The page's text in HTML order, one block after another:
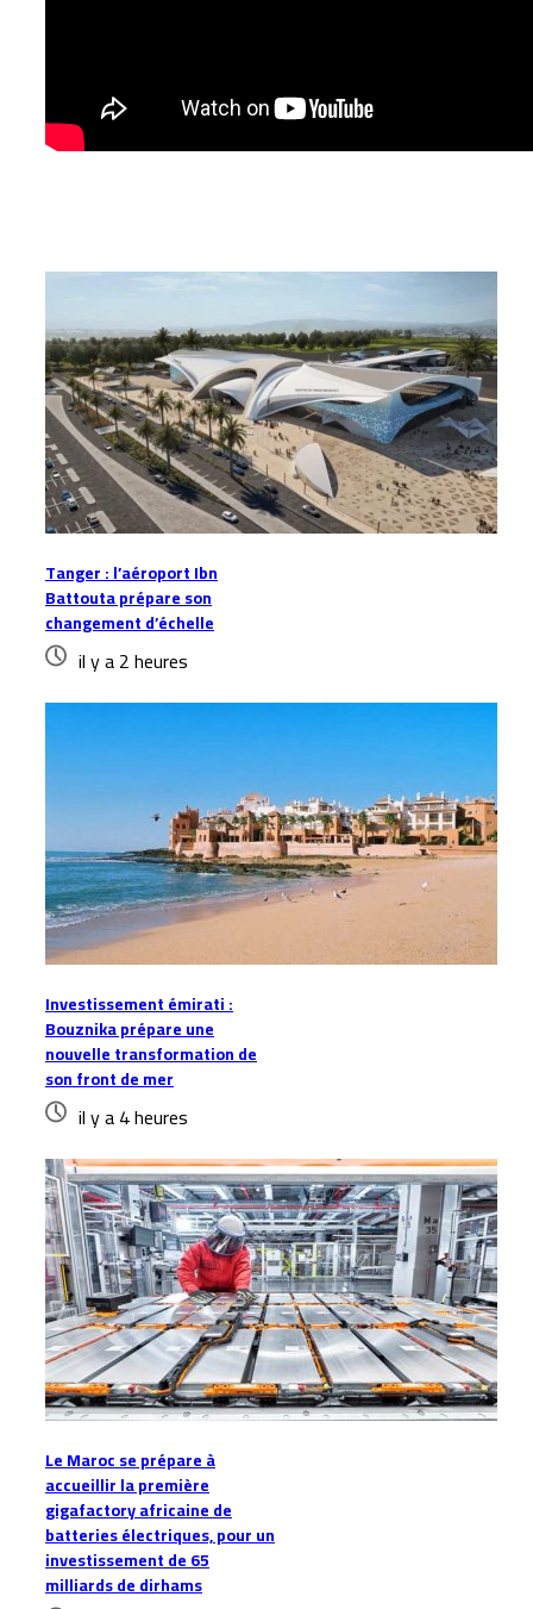
Tanger : l’aéroport Ibn
Battouta prépare son
changement d’échelle
il y a 2 heures
Investissement émirati :
Bouznika prépare une
nouvelle transformation de
son front de mer
il y a 4 heures
Le Maroc se prépare à
accueillir la première
gigafactory africaine de
batteries électriques, pour un
investissement de 65
milliards de dirhams